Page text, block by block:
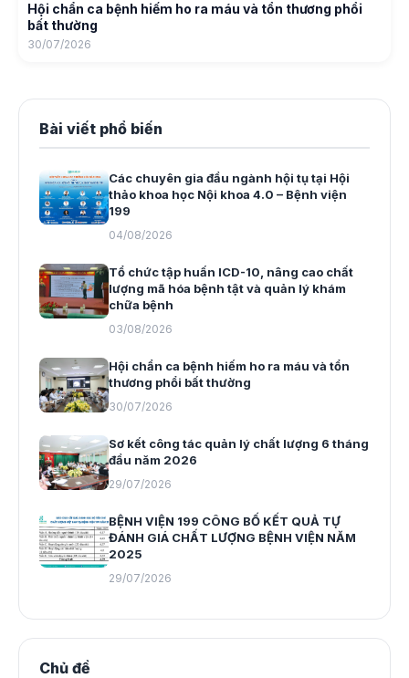
Hội chẩn ca bệnh hiếm ho ra máu và tổn thương phổi
bất thường
30/07/2026
Bài viết phổ biến
Các chuyên gia đầu ngành hội tụ tại Hội
thảo khoa học Nội khoa 4.0 – Bệnh viện
199
04/08/2026
Tổ chức tập huấn ICD-10, nâng cao chất
lượng mã hóa bệnh tật và quản lý khám
chữa bệnh
03/08/2026
Hội chẩn ca bệnh hiếm ho ra máu và tổn
thương phổi bất thường
30/07/2026
Sơ kết công tác quản lý chất lượng 6 tháng
đầu năm 2026
29/07/2026
BỆNH VIỆN 199 CÔNG BỐ KẾT QUẢ TỰ
ĐÁNH GIÁ CHẤT LƯỢNG BỆNH VIỆN NĂM
2025
29/07/2026
Chủ đề